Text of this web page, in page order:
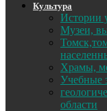
Культура
Истории
Музеи,
Храмы,
Учебные
области